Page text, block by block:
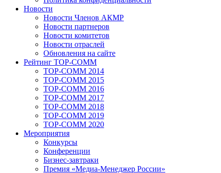
Новости
Новости Членов АКМР
Новости партнеров
Новости комитетов
Новости отраслей
Обновления на сайте
Рейтинг TOP-COMM
TOP-COMM 2014
TOP-COMM 2015
TOP-COMM 2016
TOP-COMM 2017
TOP-COMM 2018
TOP-COMM 2019
TOP-COMM 2020
Мероприятия
Конкурсы
Конференции
Бизнес-завтраки
Премия «Медиа-Менеджер России»